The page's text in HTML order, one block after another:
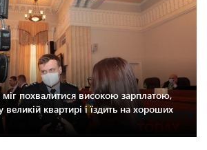
похвалитися високою зарплатою,
квартирі і їздить на хороших